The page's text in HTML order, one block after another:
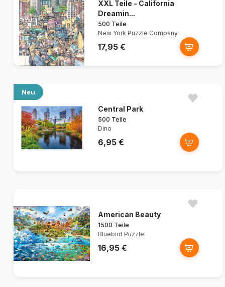
XXL Teile - California
Dreamin...
500 Teile
New York Puzzle Company
17,95 €
Neu
Central Park
500 Teile
Dino
6,95 €
American Beauty
1500 Teile
Bluebird Puzzle
16,95 €